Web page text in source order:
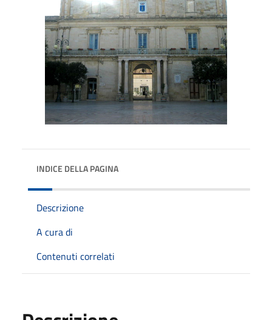
INDICE DELLA PAGINA
Descrizione
A cura di
Contenuti correlati